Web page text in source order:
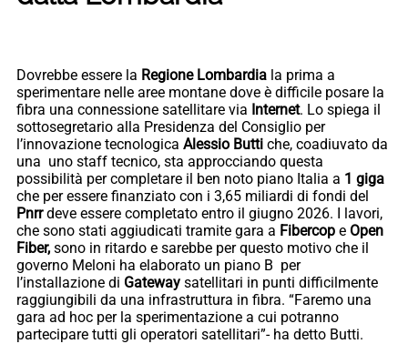
Dovrebbe essere la Regione Lombardia la prima a
sperimentare nelle aree montane dove è difficile posare la
fibra una connessione satellitare via Internet. Lo spiega il
sottosegretario alla Presidenza del Consiglio per
l’innovazione tecnologica Alessio Butti che, coadiuvato da
una uno staff tecnico, sta approcciando questa
possibilità per completare il ben noto piano Italia a 1 giga
che per essere finanziato con i 3,65 miliardi di fondi del
Pnrrdeve essere completato entro il giugno 2026. I lavori,
che sono stati aggiudicati tramite gara a Fibercop e Open
Fiber, sono in ritardo e sarebbe per questo motivo che il
governo Meloni ha elaborato un piano B per
l’installazione di Gateway satellitari in punti difficilmente
raggiungibili da una infrastruttura in fibra. “Faremo una
gara ad hoc per la sperimentazione a cui potranno
partecipare tutti gli operatori satellitari”- ha detto Butti.